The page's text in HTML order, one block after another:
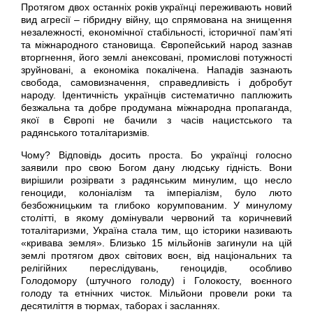
Протягом двох останніх років українці переживають новий
вид агресії – гібридну війну, що спрямована на знищення
незалежності, економічної стабільності, історичної пам’яті
та міжнародного становища. Європейський народ зазнав
вторгнення, його землі анексовані, промислові потужності
зруйновані, а економіка покалічена. Нападів зазнають
свобода, самовизначення, справедливість і добробут
народу. Ідентичність українців систематично паплюжить
безжальна та добре продумана міжнародна пропаганда,
якої в Європі не бачили з часів нацистського та
радянського тоталітаризмів.
Чому? Відповідь досить проста. Бо українці голосно
заявили про свою Богом дану людську гідність. Вони
вирішили розірвати з радянським минулим, що несло
геноциди, колоніалізм та імперіалізм, було люто
безбожницьким та глибоко корумпованим. У минулому
столітті, в якому домінували червоний та коричневий
тоталітаризми, Україна стала тим, що історики називають
«кривава земля». Близько 15 мільйонів загинули на цій
землі протягом двох світових воєн, від національних та
релігійних переслідувань, геноцидів, особливо
Голодомору (штучного голоду) і Голокосту, воєнного
голоду та етнічних чисток. Мільйони провели роки та
десятиліття в тюрмах, таборах і засланнях.